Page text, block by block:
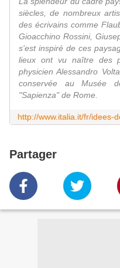
siècles, de nombreux
des écrivains comme
Gioacchino Rossini,
s'est inspiré de ces
lieux ont vu naître des
physicien Alessandro
conservée au Musée
"Sapienza" de Rome.
http://www.italia.it/fr/idees-
Partager